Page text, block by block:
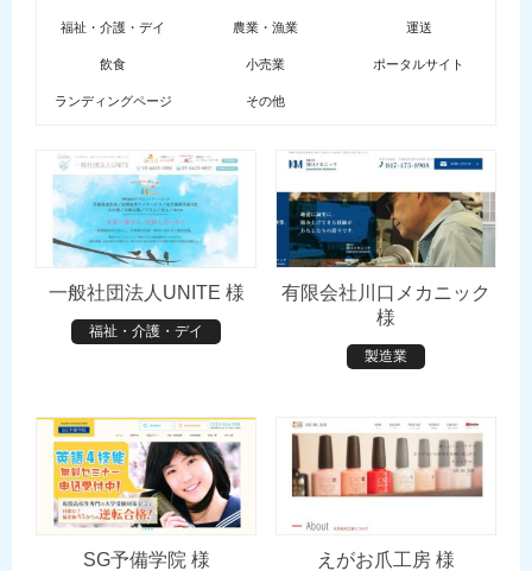
福祉・介護・デイ 農業・漁業 運送
飲食 小売業 ポータルサイト
ランディングページ その他
一般社団法人UNITE 様
福祉・介護・デイ
有限会社川口メカニック
様
製造業
SG予備学院 様 えがお爪工房 様